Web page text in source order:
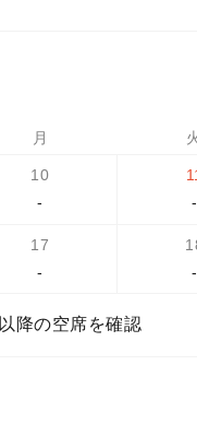
月
10
-
-
17
-
-
以降の空席を確認